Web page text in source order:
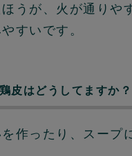
うが、火が通りや
すいです。
皮はどうしてますか？
作ったり、スープ